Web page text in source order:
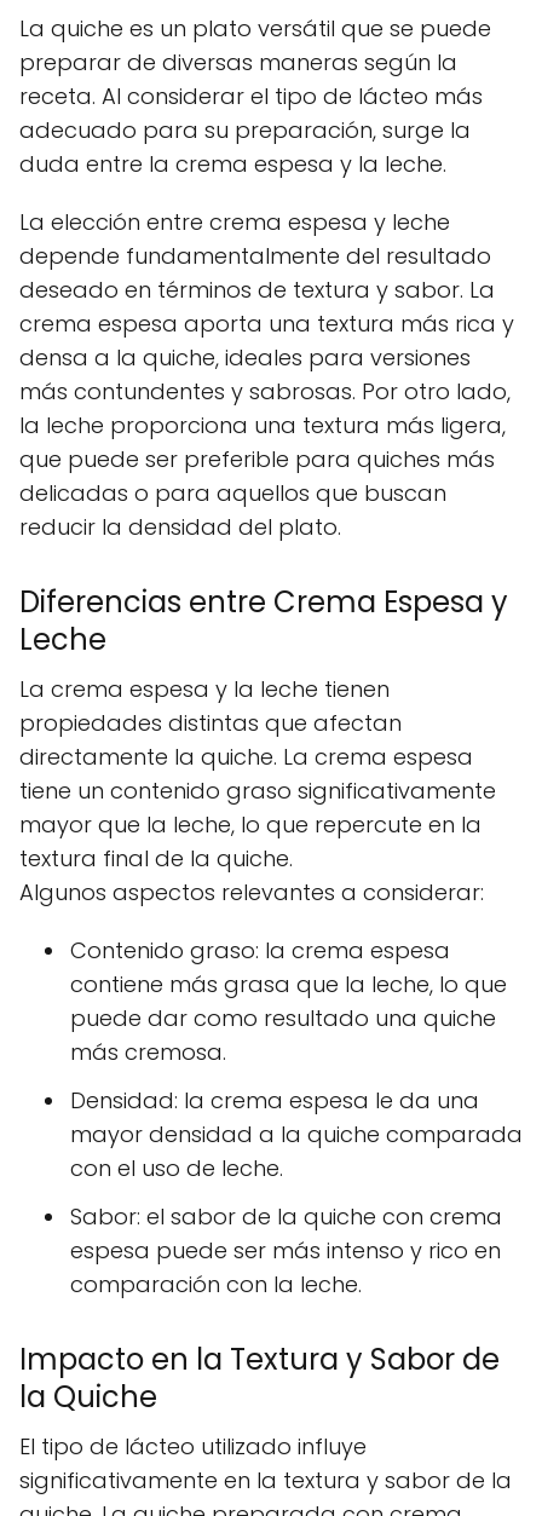
La quiche es un plato versátil que se puede
preparar de diversas maneras según la
receta. Al considerar el tipo de lácteo más
adecuado para su preparación, surge la
duda entre la crema espesa y la leche.
La elección entre crema espesa y leche
depende fundamentalmente del resultado
deseado en términos de textura y sabor. La
crema espesa aporta una textura más rica y
densa a la quiche, ideales para versiones
más contundentes y sabrosas. Por otro lado,
la leche proporciona una textura más ligera,
que puede ser preferible para quiches más
delicadas o para aquellos que buscan
reducir la densidad del plato.
Diferencias entre Crema Espesa y
Leche
La crema espesa y la leche tienen
propiedades distintas que afectan
directamente la quiche. La crema espesa
tiene un contenido graso significativamente
mayor que la leche, lo que repercute en la
textura final de la quiche.
Algunos aspectos relevantes a considerar:
Contenido graso: la crema espesa
contiene más grasa que la leche, lo que
puede dar como resultado una quiche
más cremosa.
Densidad: la crema espesa le da una
mayor densidad a la quiche comparada
con el uso de leche.
Sabor: el sabor de la quiche con crema
espesa puede ser más intenso y rico en
comparación con la leche.
Impacto en la Textura y Sabor de
la Quiche
El tipo de lácteo utilizado influye
significativamente en la textura y sabor de la